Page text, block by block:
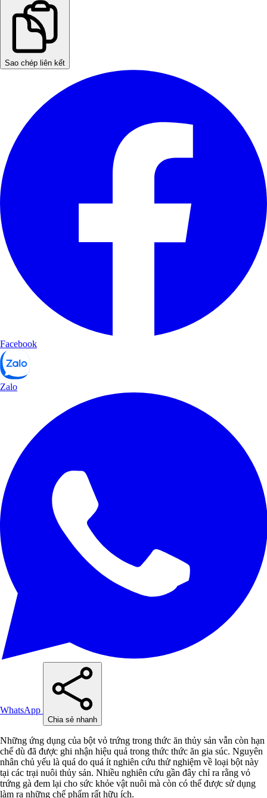
Sao chép liên kết
Facebook
Zalo
WhatsApp
Chia sẻ nhanh
Những ứng dụng của bột vỏ trứng trong thức ăn thủy sản vẫn còn hạn
chế dù đã được ghi nhận hiệu quả trong thức thức ăn gia súc. Nguyên
nhân chủ yếu là quá do quá ít nghiên cứu thử nghiệm về loại bột này
tại các trại nuôi thủy sản. Nhiều nghiên cứu gần đây chỉ ra rằng vỏ
trứng gà đem lại cho sức khỏe vật nuôi mà còn có thể được sử dụng
làm ra những chế phẩm rất hữu ích.